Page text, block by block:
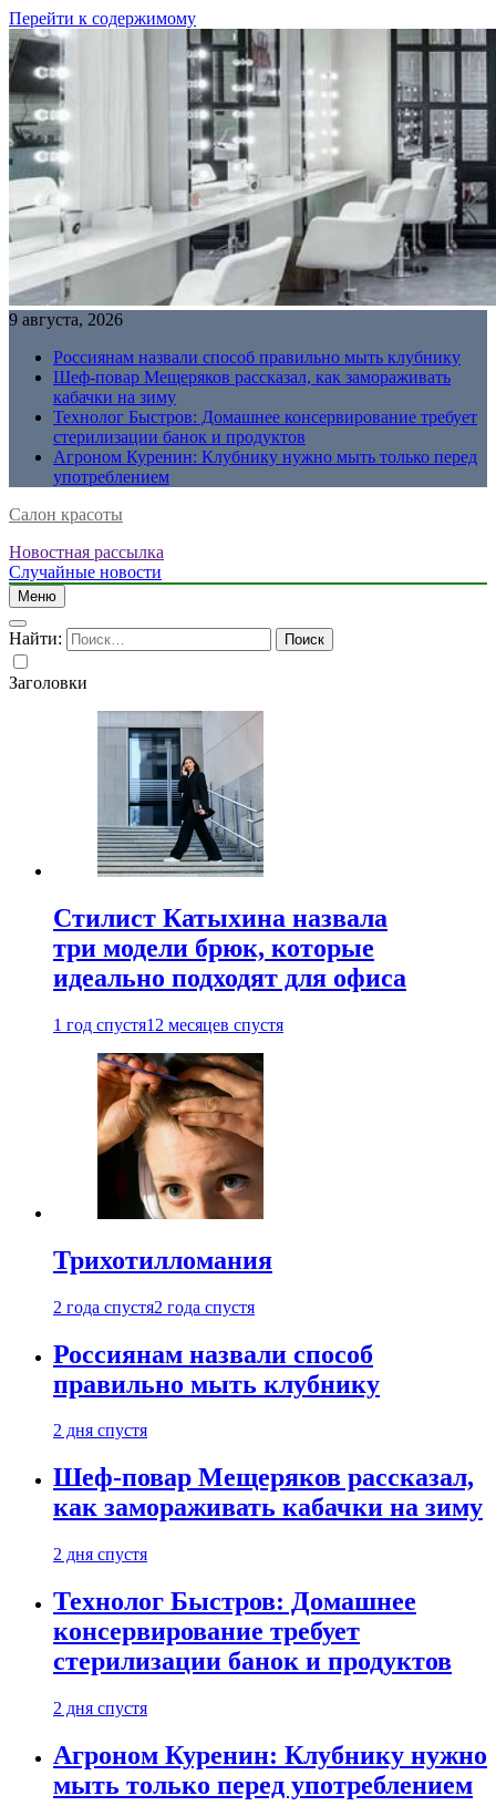
Перейти к содержимому
9 августа, 2026
Россиянам назвали способ правильно мыть клубнику
Шеф-повар Мещеряков рассказал, как замораживать
кабачки на зиму
Технолог Быстров: Домашнее консервирование требует
стерилизации банок и продуктов
Агроном Куренин: Клубнику нужно мыть только перед
употреблением
Салон красоты
Новостная рассылка
Случайные новости
Меню
Найти:
Заголовки
Стилист Катыхина назвала
три модели брюк, которые
идеально подходят для офиса
1 год спустя12 месяцев спустя
Трихотилломания
2 года спустя2 года спустя
Россиянам назвали способ
правильно мыть клубнику
2 дня спустя
Шеф-повар Мещеряков рассказал,
как замораживать кабачки на зиму
2 дня спустя
Технолог Быстров: Домашнее
консервирование требует
стерилизации банок и продуктов
2 дня спустя
Агроном Куренин: Клубнику нужно
мыть только перед употреблением